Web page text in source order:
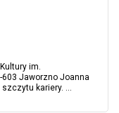
im.
Jaworzno Joanna
kariery. ...